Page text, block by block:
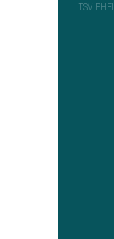
TSV